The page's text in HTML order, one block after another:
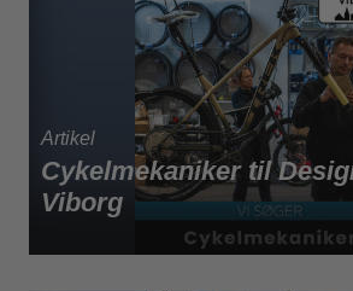
Cykelmekaniker til
Viborg